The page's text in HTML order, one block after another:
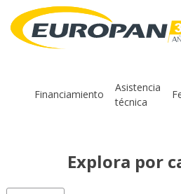
Financiamiento
Asistencia
técnica
Explora por